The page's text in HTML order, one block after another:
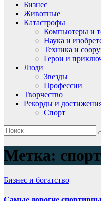
Бизнес
Животные
Катастрофы
Компьютеры и
Наука и
Техника и
Герои и
Люди
Звезды
Профессии
Творчество
Рекорды и
Спорт
Метка: спорт
Бизнес и богатство